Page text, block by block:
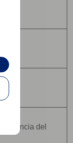
Agencia del